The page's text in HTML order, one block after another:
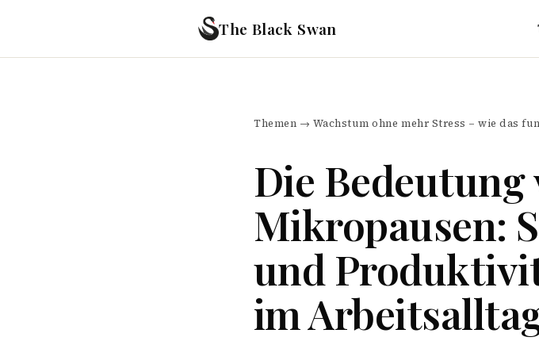
The Black Swan
Themen → Wachstum ohne mehr Stress – wie das
Die Bedeutung
Mikropausen:
und
im